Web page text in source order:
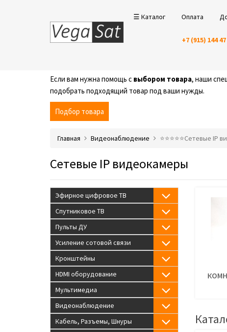
☰ Каталог Оплата
+7 (915) 144
Если вам нужна помощь с выбором товара, наши
подобрать подходящий товар под ваши нужды.
Подбор товара
Главная Видеонаблюдение ⭐️⭐️⭐️⭐️⭐️Сетевые IP
Сетевые IP видеокамеры
Эфирное цифровое ТВ
Спутниковое ТВ
Пульты ДУ
Усиление сотовой связи
Кронштейны
HDMI оборудование
Мультимедиа
Видеонаблюдение
Кабель, Разъемы, Шнуры